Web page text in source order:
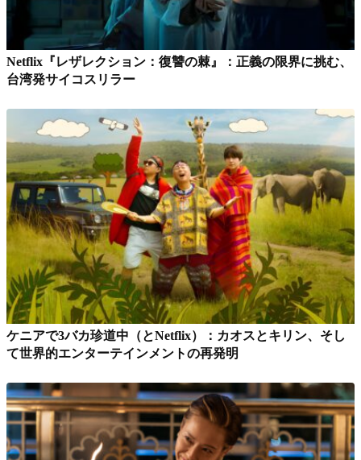
Netflix『レザレクション：復讐の棘』：正義の限界に挑む、
台湾発サイコスリラー
ケニアで3バカ珍道中（とNetflix）：カオスとキリン、そし
て世界的エンターテインメントの再発明